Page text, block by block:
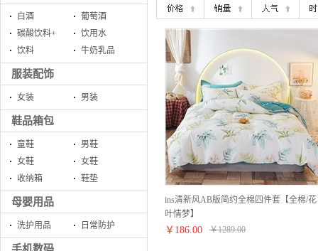
白酒
葡萄酒
碳酸饮料+
饮用水
饮料
牛奶乳品
服装配饰
女装 男装
鞋品箱包
童鞋
男鞋
女鞋
女鞋
收纳箱
鞋垫
母婴用品
洗护用品 日常防护
ins清新风AB版简约全棉四件套【全棉/花
叶情梦】
￥ 186.00 ￥1289.00